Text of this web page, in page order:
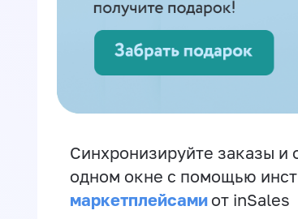
Синхронизируйте заказы и
одном окне с помощью
маркетплейсами от inSales